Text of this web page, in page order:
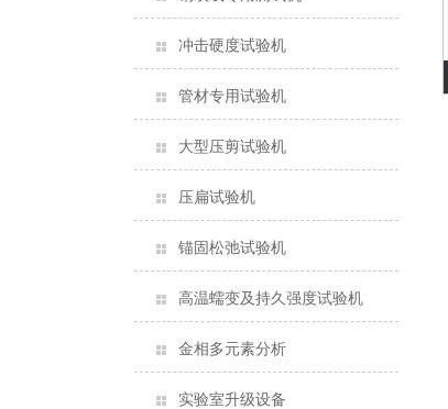
冲击硬度试验机
管材专用试验机
大型压剪试验机
压扁试验机
锚固松弛试验机
高温蠕变及持久强度试验机
金相多元素分析
实验室升级设备